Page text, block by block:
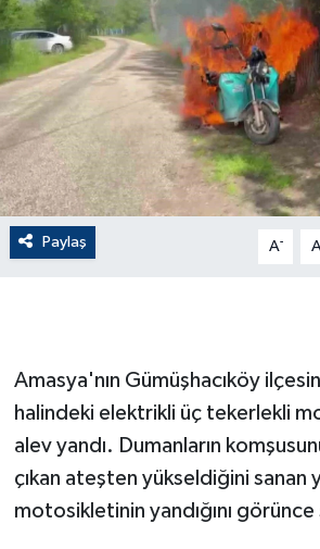
Paylaş A-
Amasya'nın Gümüşhacıköy
halindeki elektrikli üç tekerlekli
alev yandı. Dumanların
çıkan ateşten yükseldiğini sanan
motosikletinin yandığını
Dünya
EĞİTİM
EKONOMİ
English News
Finans
Gayrimenkul
GENEL
GÜNDEM